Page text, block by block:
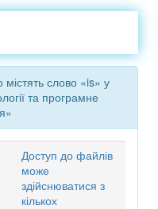
слово «is» у
та програмне
Доступ до файлів
може
здійснюватися з
кількох